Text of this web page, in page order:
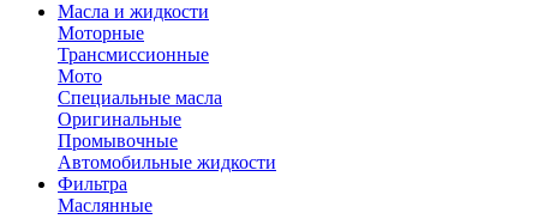
Масла и жидкости
Моторные
Трансмиссионные
Мото
Специальные масла
Оригинальные
Промывочные
Автомобильные жидкости
Фильтра
Маслянные